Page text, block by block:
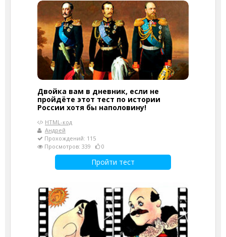
Двойка вам в дневник, если не
пройдёте этот тест по истории
России хотя бы наполовину!
HTML-код
Андрей
Прохождений: 115
Просмотров: 339
0
Пройти тест